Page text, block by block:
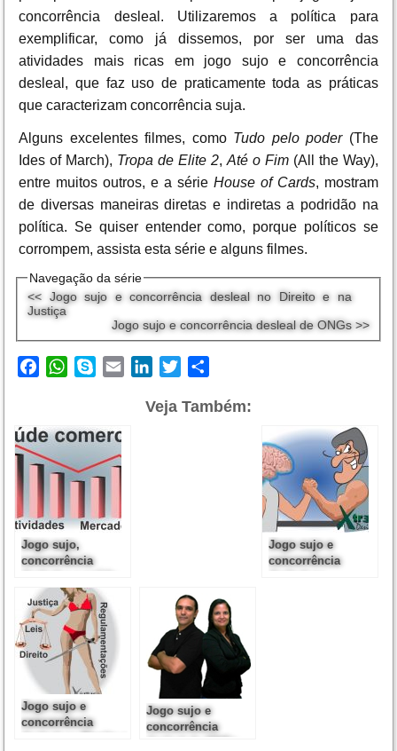
concorrência desleal. Utilizaremos a política para
exemplificar, como já dissemos, por ser uma das
atividades mais ricas em jogo sujo e concorrência
desleal, que faz uso de praticamente toda as práticas
que caracterizam concorrência suja.
Alguns excelentes filmes, como Tudo pelo poder(The
Ides of March), Tropa de Elite 2,Até o Fim(All the Way),
entre muitos outros, e a série House of Cards, mostram
de diversas maneiras diretas e indiretas a podridão na
política. Se quiser entender como, porque políticos se
corrompem, assista esta série e alguns filmes.
Navegação da série
<< Jogo sujo e concorrência desleal no Direito e na
Justiça
Jogo sujo e concorrência desleal de ONGs >>
FacebookWhatsApp
Skype Email LinkedInTwitter
Veja Também:
Jogo sujo,
concorrência
de atividades e
mercados
Jogo sujo e
concorrência
Jogo sujo e
concorrência
Jogo sujo e
concorrência